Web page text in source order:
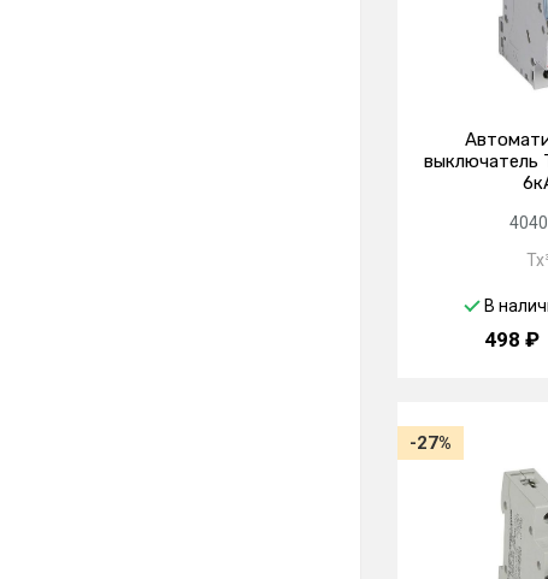
выключатель
В
498 ₽
-27%